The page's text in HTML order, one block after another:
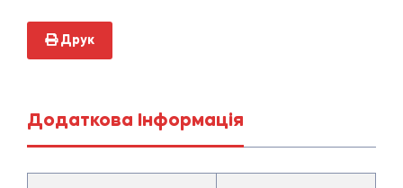
Друк
Додаткова Інформація